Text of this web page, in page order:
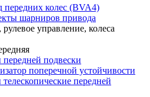
передних колес (BVA4)
шарниров привода
управление, колеса
подвески
поперечной устойчивости
передней